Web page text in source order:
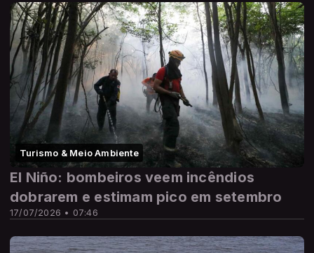
Turismo & Meio Ambiente
17/07/2026 • 07:46
El Niño: bombeiros veem incêndios
dobrarem e estimam pico em setembro